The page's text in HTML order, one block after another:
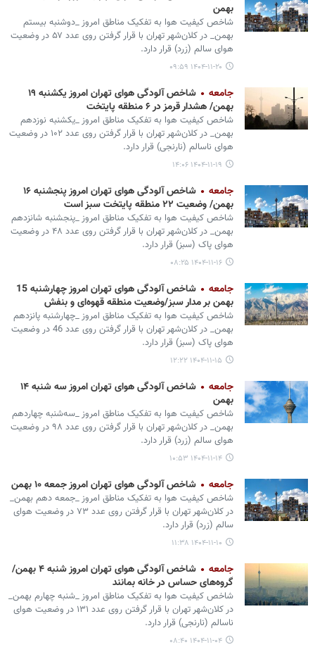
بهمن‌
شاخص کیفیت هوا به تفکیک مناطق امروز _دوشنبه بیستم
بهمن‌_ در کلان‌شهر تهران با قرار گرفتن روی عدد ۵۷ در وضعیت
هوای سالم (زرد) قرار دارد.
۱۴۰۴-۱۱-۲۰ ۰۹:۵۹
جامعه
شاخص آلودگی هوای تهران امروز یکشنبه ۱۹
بهمن‌/ هشدار قرمز در ۶ منطقه پایتخت
شاخص کیفیت هوا به تفکیک مناطق امروز _یکشنبه نوزدهم
بهمن‌_ در کلان‌شهر تهران با قرار گرفتن روی عدد ۱۰۲ در وضعیت
هوای ناسالم (نارنجی) قرار دارد.
۱۴۰۴-۱۱-۱۹ ۱۴:۰۶
جامعه
شاخص آلودگی هوای تهران امروز پنجشنبه ۱۶
بهمن‌/ وضعیت ۲۲ منطقه پایتخت سبز است
شاخص کیفیت هوا به تفکیک مناطق امروز _پنجشنبه شانزدهم
بهمن‌_ در کلان‌شهر تهران با قرار گرفتن روی عدد ۴۸ در وضعیت
هوای پاک (سبز) قرار دارد.
۱۴۰۴-۱۱-۱۶ ۰۸:۲۵
جامعه
شاخص آلودگی هوای تهران امروز چهارشنبه 15
بهمن‌ بر مدار سبز/وضعیت منطقه قهوه‌ای و بنفش
شاخص کیفیت هوا به تفکیک مناطق امروز _چهارشنبه پانزدهم
بهمن‌_ در کلان‌شهر تهران با قرار گرفتن روی عدد 46 در وضعیت
هوای پاک (سبز) قرار دارد.
۱۴۰۴-۱۱-۱۵ ۱۲:۲۲
جامعه
شاخص آلودگی هوای تهران امروز سه شنبه ۱۴
بهمن‌
شاخص کیفیت هوا به تفکیک مناطق امروز _سه‌شنبه چهاردهم
بهمن‌_ در کلان‌شهر تهران با قرار گرفتن روی عدد ۹۸ در وضعیت
هوای سالم (زرد) قرار دارد.
۱۴۰۴-۱۱-۱۴ ۱۰:۵۳
جامعه شاخص آلودگی هوای تهران امروز جمعه ۱۰ بهمن
شاخص کیفیت هوا به تفکیک مناطق امروز _جمعه دهم بهمن‌_
در کلان‌شهر تهران با قرار گرفتن روی عدد ۷۳ در وضعیت هوای
سالم (زرد) قرار دارد.
۱۴۰۴-۱۱-۱۰ ۱۱:۳۸
جامعه
شاخص آلودگی هوای تهران امروز شنبه ۴ بهمن/
گروه‌های حساس در خانه بمانند
شاخص کیفیت هوا به تفکیک مناطق امروز _شنبه چهارم بهمن‌_
در کلان‌شهر تهران با قرار گرفتن روی عدد ۱۳۱ در وضعیت هوای
ناسالم (نارنجی) قرار دارد.
۱۴۰۴-۱۱-۰۴ ۰۸:۴۰